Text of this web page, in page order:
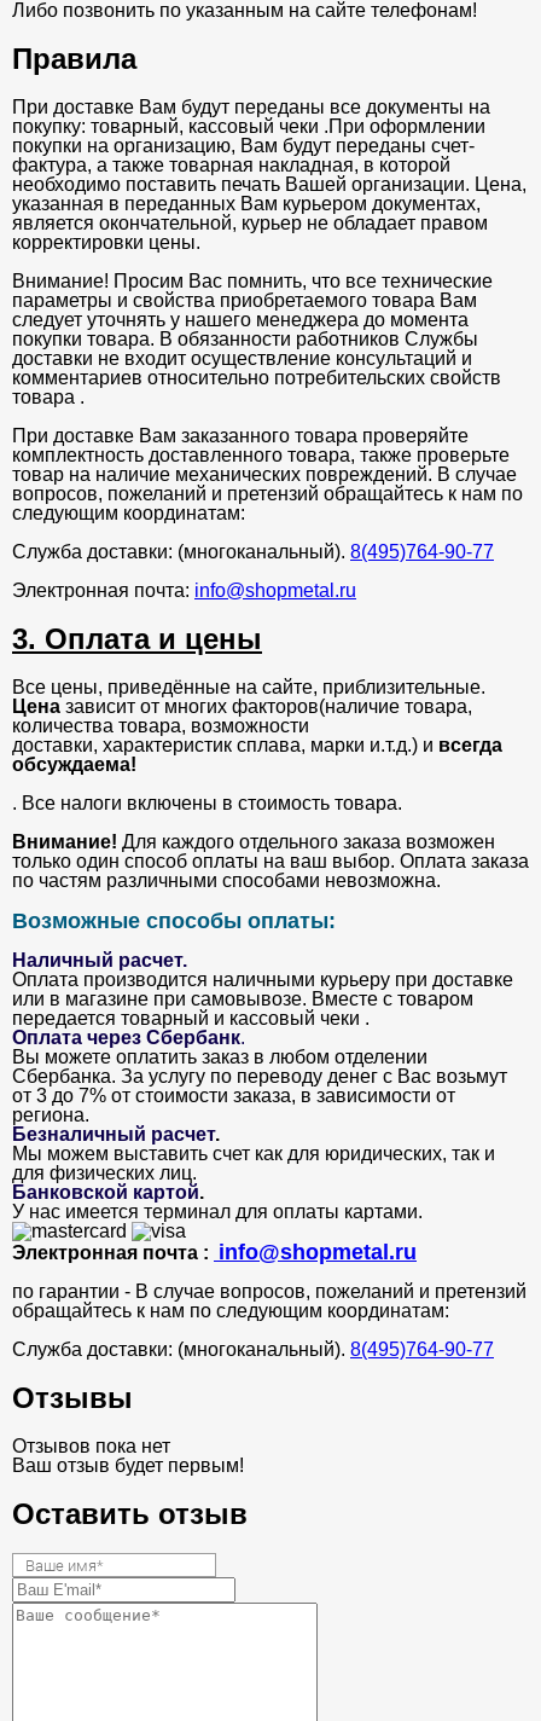
Либо позвонить по указанным на сайте телефонам!
Правила
При доставке Вам будут переданы все документы на
покупку: товарный, кассовый чеки .При оформлении
покупки на организацию, Вам будут переданы счет-
фактура, а также товарная накладная, в которой
необходимо поставить печать Вашей организации. Цена,
указанная в переданных Вам курьером документах,
является окончательной, курьер не обладает правом
корректировки цены.
Внимание! Просим Вас помнить, что все технические
параметры и свойства приобретаемого товара Вам
следует уточнять у нашего менеджера до момента
покупки товара. В обязанности работников Службы
доставки не входит осуществление консультаций и
комментариев относительно потребительских свойств
товара .
При доставке Вам заказанного товара проверяйте
комплектность доставленного товара, также проверьте
товар на наличие механических повреждений. В случае
вопросов, пожеланий и претензий обращайтесь к нам по
следующим координатам:
Служба доставки: (многоканальный). 8(495)764-90-77
Электронная почта: info@shopmetal.ru
3. Оплата и цены
Все цены, приведённые на сайте, приблизительные.
Цена зависит от многих факторов(наличие товара,
количества товара, возможности
доставки, характеристик сплава, марки и.т.д.) и всегда
обсуждаема!
. Все налоги включены в стоимость товара.
Внимание! Для каждого отдельного заказа возможен
только один способ оплаты на ваш выбор. Оплата заказа
по частям различными способами невозможна.
Возможные способы оплаты:
Наличный расчет.
Оплата производится наличными курьеру при доставке
или в магазине при самовывозе. Вместе с товаром
передается товарный и кассовый чеки .
Оплата через Сбербанк.
Вы можете оплатить заказ в любом отделении
Сбербанка. За услугу по переводу денег с Вас возьмут
от 3 до 7% от стоимости заказа, в зависимости от
региона.
Безналичный расчет.
Мы можем выставить счет как для юридических, так и
для физических лиц.
Банковской картой.
У нас имеется терминал для оплаты картами.
Электронная почта : info@shopmetal.ru
по гарантии - В случае вопросов, пожеланий и претензий
обращайтесь к нам по следующим координатам:
Служба доставки: (многоканальный). 8(495)764-90-77
Отзывы
Отзывов пока нет
Ваш отзыв будет первым!
Оставить отзыв